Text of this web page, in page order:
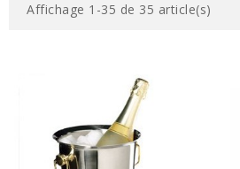
Affichage 1-35 de 35 article(s)